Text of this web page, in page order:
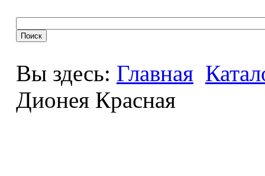
Вы здесь: Главная
Дионея Красная